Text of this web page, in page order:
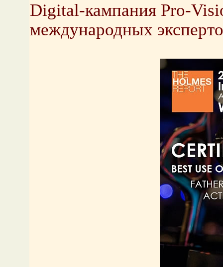
Digital-кампания Pro-
международных